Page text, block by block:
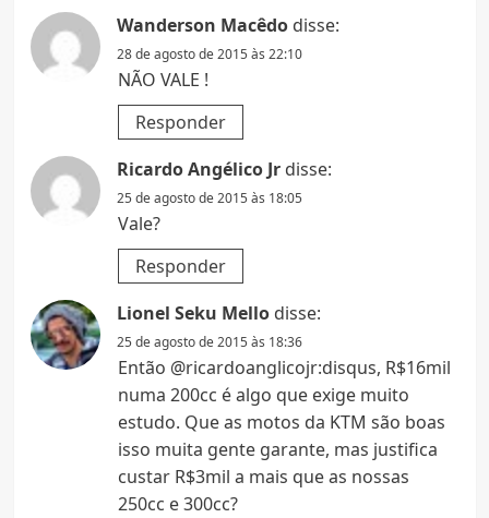
Wanderson Macêdo disse:
28 de agosto de 2015 às 22:10
NÃO VALE !
Responder
Ricardo Angélico Jr disse:
25 de agosto de 2015 às 18:05
Vale?
Responder
Lionel Seku Mello disse:
25 de agosto de 2015 às 18:36
Então @ricardoanglicojr:disqus, R$16mil
numa 200cc é algo que exige muito
estudo. Que as motos da KTM são boas
isso muita gente garante, mas justifica
custar R$3mil a mais que as nossas
250cc e 300cc?